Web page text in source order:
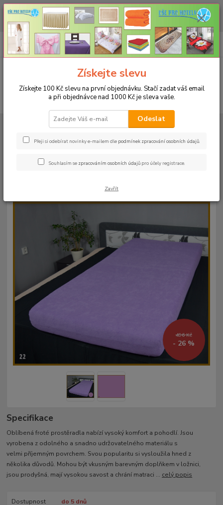
CHCETE NAKOUPIT VĚTŠÍ MNOŽSTVÍ NAŠICH PRODUKTŮ ZA LEPŠÍ
CENU? Klikněte ZDE
CZK
+420 773 794 023
Pondělí-pátek 9-16 hodin
0ks
za0 Kč
PROSTĚRADLA
Froté prostěradla s gumou - 190g/m2 - 45 barev
22 fialová
Froté prostěradlo 140x200cm -
496 Kč
- 26 %
Specifikace
Oblíbená froté prostěradla nabízí vysoký komfort a pohodlí. Jsou
vyrobena z odolného a snadno udržovatelného materiálu s
velmi příjemným povrchem. Svou popularitu si vysloužila hned z
několika důvodů. Mohou být vkusným barevným doplňkem v ložnici,
jsou prodyšná, mají vysokou savost a chrání matraci ... celý popis
Dostupnost do 5 dnů
Získejte slevu
Získejte 100 Kč slevu na první objednávku. Stačí zadat váš email
a při objednávce nad 1000 Kč je sleva vaše.
Odeslat
Přeji si odebírat novinky e-mailem dle podmínek zpracování osobních údajů.
Souhlasím se zpracováním osobních údajů pro účely registrace.
Zavřít